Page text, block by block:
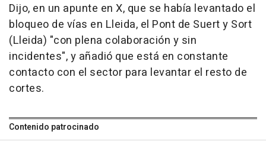
Dijo, en un apunte en X, que se había levantado el
bloqueo de vías en Lleida, el Pont de Suert y Sort
(Lleida) "con plena colaboración y sin
incidentes", y añadió que está en constante
contacto con el sector para levantar el resto de
cortes.
Contenido patrocinado